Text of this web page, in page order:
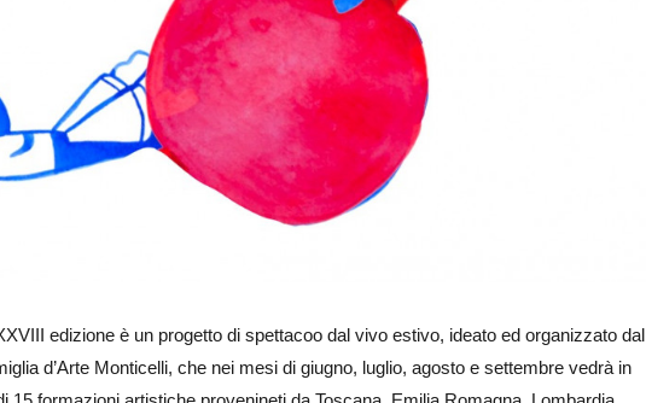
edizione è un progetto di spettacoo dal vivo estivo, ideato ed organizzato dal
d’Arte Monticelli, che nei mesi di giugno, luglio, agosto e settembre vedrà in